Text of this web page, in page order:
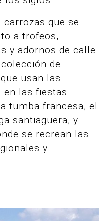
carrozas que se
a trofeos,
y adornos de calle.
de
usan las
en las fiestas.
tumba francesa, el
santiaguera, y
se recrean las
y